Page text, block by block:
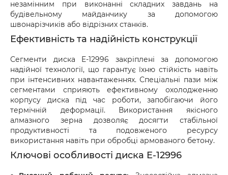
незамінним при виконанні складних завдань на
будівельному майданчику за допомогою
швонарізчиків або відрізних станків.
Ефективність та надійність конструкції
Сегменти диска E-12996 закріплені за допомогою
надійної технології, що гарантує їхню стійкість навіть
при інтенсивних навантаженнях. Спеціальні пази між
сегментами сприяють ефективному охолодженню
корпусу диска під час роботи, запобігаючи його
термічній деформації. Використання якісного
алмазного зерна дозволяє досягти стабільної
продуктивності та подовженого ресурсу
використання навіть при обробці армованого бетону.
Ключові особливості диска E-12996